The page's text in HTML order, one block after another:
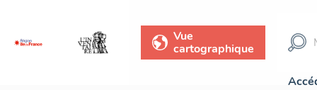
Vue
cartographique